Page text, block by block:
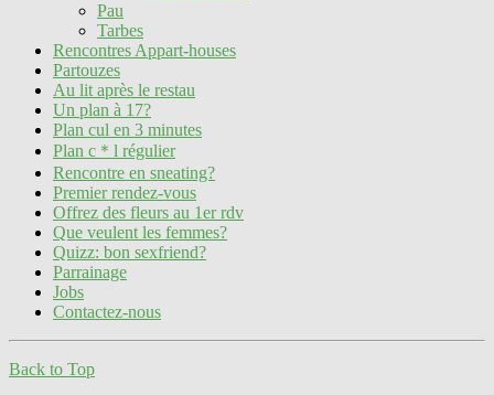
Pau
Tarbes
Rencontres Appart-houses
Partouzes
Au lit après le restau
Un plan à 17?
Plan cul en 3 minutes
Plan c＊l régulier
Rencontre en sneating?
Premier rendez-vous
Offrez des fleurs au 1er rdv
Que veulent les femmes?
Quizz: bon sexfriend?
Parrainage
Jobs
Contactez-nous
Back to Top